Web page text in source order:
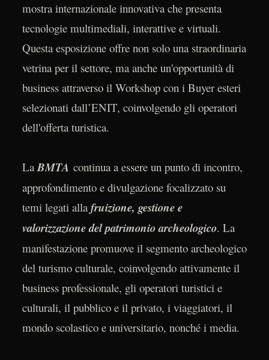
mostra internazionale innovativa che presenta
tecnologie multimediali, interattive e virtuali.
Questa esposizione offre non solo una straordinaria
vetrina per il settore, ma anche un'opportunità di
business attraverso il Workshop con i Buyer esteri
selezionati dall’ENIT, coinvolgendo gli operatori
dell'offerta turistica.
LaBMTA continua a essere un punto di incontro,
approfondimento e divulgazione focalizzato su
temi legati alla fruizione, gestione e
valorizzazione del patrimonio archeologico. La
manifestazione promuove il segmento archeologico
del turismo culturale, coinvolgendo attivamente il
business professionale, gli operatori turistici e
culturali, il pubblico e il privato, i viaggiatori, il
mondo scolastico e universitario, nonché i media.